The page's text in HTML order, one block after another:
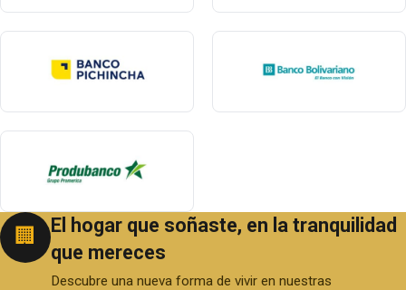
🏢
El hogar que soñaste, en la tranquilidad
que mereces
Descubre una nueva forma de vivir en nuestras